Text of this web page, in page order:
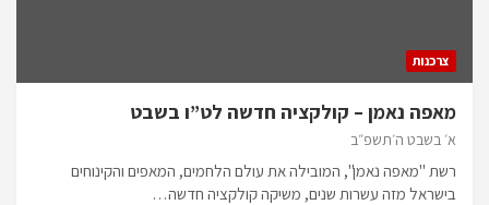
צרכנות
מאפה נאמן – קולקציה חדשה לט”ו בשבט
א׳ בשבט ה׳תשפ״ב
רשת "מאפה נאמן", המובילה את עולם הלחמים, המאפים והקינוחים
בישראל מזה עשרות שנים, משיקה קולקציה חדשה…